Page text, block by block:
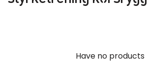
Have no products